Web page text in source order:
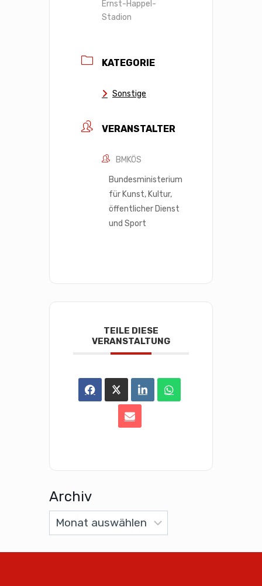
Ernst-Happel-
Stadion
KATEGORIE
Sonstige
VERANSTALTER
BMKÖS
Bundesministerium
für Kunst, Kultur,
öffentlicher Dienst
und Sport
TEILE DIESE
VERANSTALTUNG
Archiv